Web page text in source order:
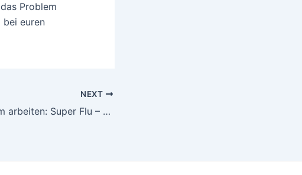
Problem
bei euren
NEXT
Musik zum arbeiten: Super Flu – Monaberry Podberry 19